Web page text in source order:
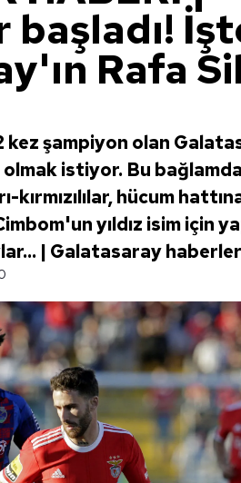
başladı!
Rafa
şampiyon olan
istiyor. Bu
kırmızılılar, hücum
yıldız isim için
| Galatasaray